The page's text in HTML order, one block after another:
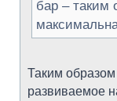
бар – таким
Таким
развиваемое